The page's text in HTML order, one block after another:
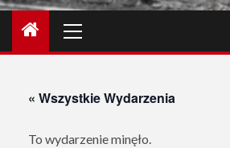
główne
« Wszystkie Wydarzenia
To wydarzenie minęło.